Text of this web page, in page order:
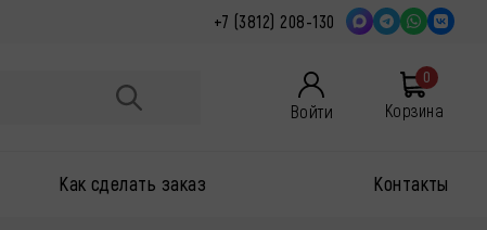
+7 (3812) 208-130
Войти
0
Корзина
Как сделать заказ Контакты